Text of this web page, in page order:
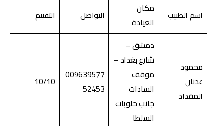
اسم الطبيب
مكان
العيادة
التواصل التقييم
محمود
عدنان
المقداد
دمشق –
شارع بغداد –
موقف
السادات
جانب حلويات
السلطا
009639577
52453
10/10